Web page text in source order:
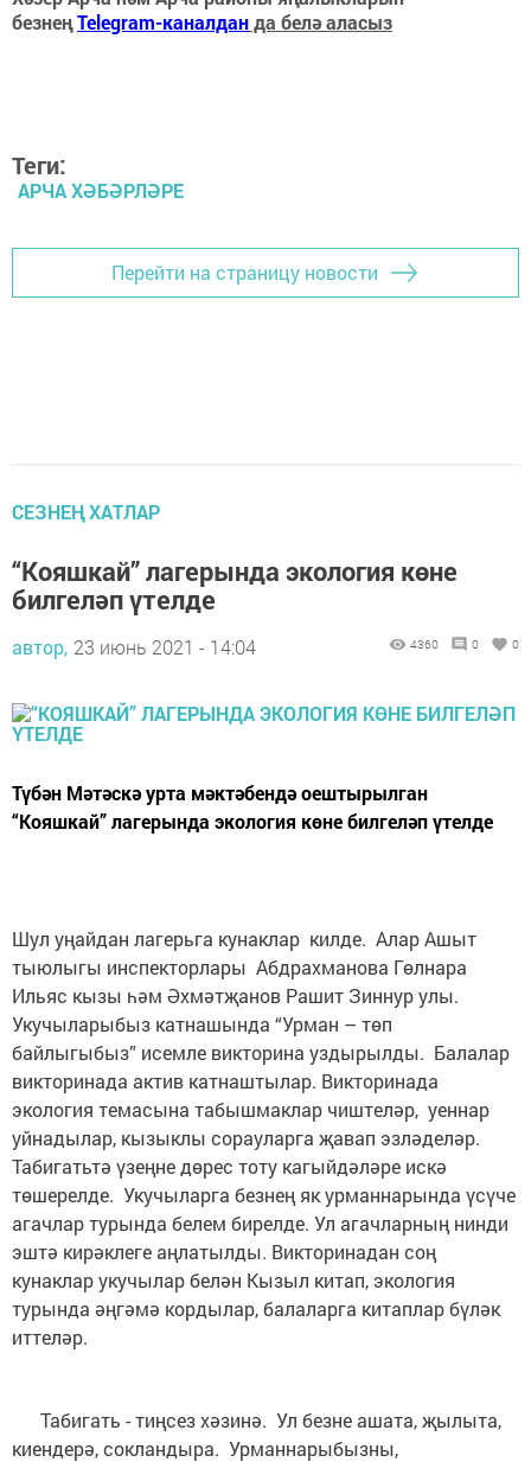
безнеңTelegram-каналданда белә аласыз
Теги:
АРЧА ХӘБӘРЛӘРЕ
Перейти на страницу новости
СЕЗНЕҢ ХАТЛАР
“Кояшкай” лагерында экология көне
билгеләп үтелде
автор, 23 июнь 2021 - 14:04 4360 0 0
Түбән Мәтәскә урта мәктәбендә оештырылган
“Кояшкай” лагерында экология көне билгеләп үтелде
Шул уңайдан лагерьга кунаклар килде. Алар Ашыт
тыюлыгы инспекторлары Абдрахманова Гөлнара
Ильяс кызы һәм Әхмәтҗанов Рашит Зиннур улы.
Укучыларыбыз катнашында “Урман – төп
байлыгыбыз” исемле викторина уздырылды. Балалар
викторинада актив катнаштылар. Викторинада
экология темасына табышмаклар чиштеләр, уеннар
уйнадылар, кызыклы сорауларга җавап эзләделәр.
Табигатьтә үзеңне дөрес тоту кагыйдәләре искә
төшерелде. Укучыларга безнең як урманнарында үсүче
агачлар турында белем бирелде. Ул агачларның нинди
эштә кирәклеге аңлатылды. Викторинадан соң
кунаклар укучылар белән Кызыл китап, экология
турында әңгәмә кордылар, балаларга китаплар бүләк
иттеләр.
Табигать - тиңсез хәзинә. Ул безне ашата, җылыта,
киендерә, сокландыра. Урманнарыбызны,